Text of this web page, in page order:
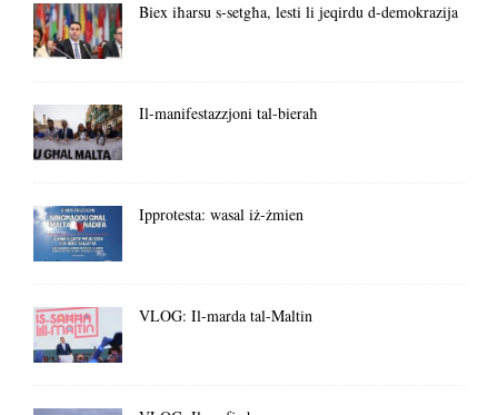
Biex iħarsu s-setgħa, lesti li jeqirdu d-demokrazija
Il-manifestazzjoni tal-bieraħ
Ipprotesta: wasal iż-żmien
VLOG: Il-marda tal-Maltin